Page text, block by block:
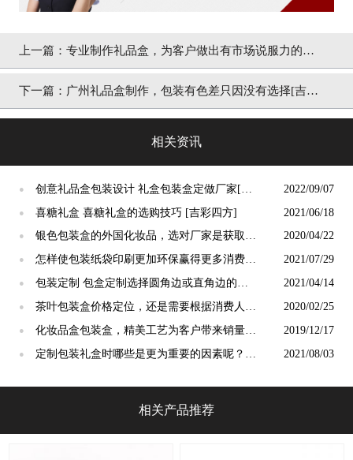
上一篇： 专业制作礼品盒，为客户做出有市场说服力的包
装[吉彩四方]
下一篇： 广州礼品盒制作，包装有色差只因没有选择[吉彩
相关资讯
●
创意礼品盒包装设计 礼盒包装盒定做厂家[吉
彩四方]
2022/09/07
● 喜糖礼盒 喜糖礼盒的选购技巧 [吉彩四方] 2021/06/18
●
银色包装盒的外国化妆品，选对厂家是获取市
场的关键[吉彩四方]
2020/04/22
●
怎样使包装纸袋印刷更加环保赢得更多消费者
的喜爱 [吉彩四方]实力厂家为您解析
2021/07/29
●
包装定制 包盒定制选择圆角边或直角边的差
异[吉彩四方
2021/04/14
●
茶叶包装盒价格定位，还是需要根据消费人群
定位[吉彩四方]
2020/02/25
●
化妆品盒包装盒，精美工艺为客户带来销量的
包装厂家[吉彩四方]
2019/12/17
●
定制包装礼盒时哪些是更为重要的因素呢？
2021/08/03
相关产品推荐